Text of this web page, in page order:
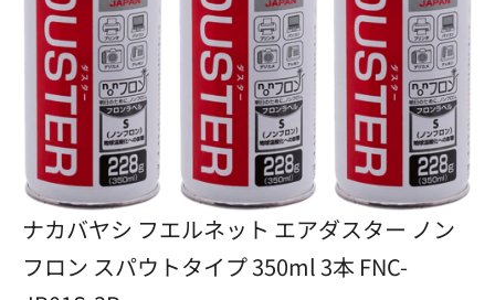
ナカバヤシ フエルネット エアダスター ノン
フロン スパウトタイプ 350ml 3本 FNC-